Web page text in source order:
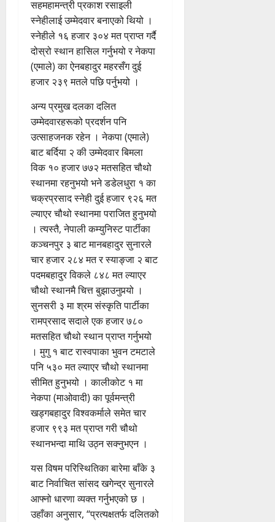
सहमहामन्त्री प्रकाश रसाइली
स्नेहीलाई उम्मेदवार बनाएको थियो ।
स्नेहीले १६ हजार ३०४ मत प्राप्त गर्दै
दोस्रो स्थान हासिल गर्नुभयो र नेकपा
(एमाले) का ऐनबहादुर महरसँग दुई
हजार २३९ मतले पछि पर्नुभयो ।
अन्य प्रमुख दलका दलित
उम्मेदवारहरूको प्रदर्शन पनि
उत्साहजनक रहेन । नेकपा (एमाले)
बाट बर्दिया २ की उम्मेदवार बिमला
विक १० हजार ७७२ मतसहित चौथो
स्थानमा रहनुभयो भने डडेलधुरा १ का
चक्रप्रसाद स्नेही दुई हजार ९२६ मत
ल्याएर चौथो स्थानमा पराजित हुनुभयो
। त्यस्तै, नेपाली कम्युनिस्ट पार्टीका
कञ्चनपुर ३ बाट मानबहादुर सुनारले
चार हजार २८४ मत र स्याङ्जा २ बाट
पदमबहादुर विकले ८४८ मत ल्याएर
चौथो स्थानमै चित्त बुझाउनुपर्‍यो ।
सुनसरी ३ मा श्रम संस्कृति पार्टीका
रामप्रसाद सदाले एक हजार ७८०
मतसहित चौथो स्थान प्राप्त गर्नुभयो
। मुगु १ बाट रास्वपाका भुवन टमटाले
पनि ५३० मत ल्याएर चौथो स्थानमा
सीमित हुनुभयो । कालीकोट १ मा
नेकपा (माओवादी) का पूर्वमन्त्री
खड्गबहादुर विश्वकर्माले समेत चार
हजार ९९३ मत प्राप्त गरी चौथो
स्थानभन्दा माथि उठ्न सक्नुभएन ।
यस विषम परिस्थितिका बारेमा बाँके ३
बाट निर्वाचित सांसद खगेन्द्र सुनारले
आफ्नो धारणा व्यक्त गर्नुभएको छ ।
उहाँका अनुसार, “प्रत्यक्षतर्फ दलितको